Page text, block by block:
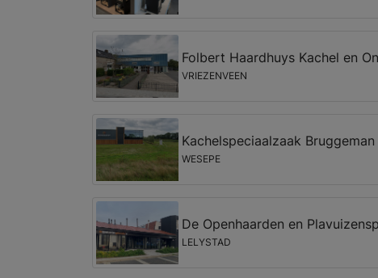
Folbert Haardhuys Kachel en
VRIEZENVEEN
Kachelspeciaalzaak Bruggeman
WESEPE
De Openhaarden en
LELYSTAD